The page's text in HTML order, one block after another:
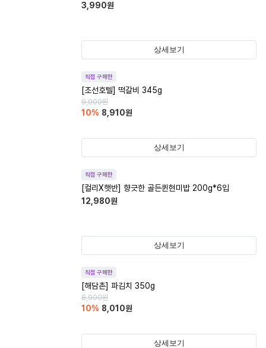
3,990원
상세보기
직접 구매한
[조선호텔] 떡갈비 345g
9,900원
10% 8,910원
상세보기
직접 구매한
[컬리X햇반] 향긋한 골든퀸현미밥 200g*6입
12,980원
상세보기
직접 구매한
[해담촌] 파김치 350g
8,900원
10% 8,010원
상세보기